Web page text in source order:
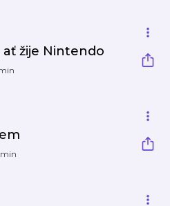
žije Nintendo